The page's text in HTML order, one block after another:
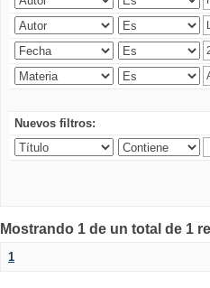
Nuevos filtros:
Mostrando 1 de un total de 1
1